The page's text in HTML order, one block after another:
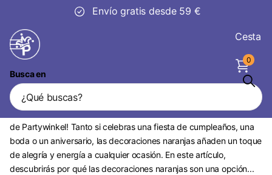
Envío gratis desde 59 €
Busca en
Cesta
0
Decoración Naranja
¡Salta al mundo de la magia festiva con las decoraciones naranjas
de Partywinkel! Tanto si celebras una fiesta de cumpleaños, una
boda o un aniversario, las decoraciones naranjas añaden un toque
de alegría y energía a cualquier ocasión. En este artículo,
descubrirás por qué las decoraciones naranjas son una opción...